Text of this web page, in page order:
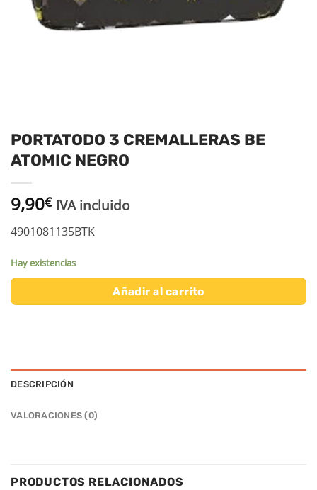
PORTATODO 3 CREMALLERAS BE
ATOMIC NEGRO
9,90€ IVA incluido
4901081135BTK
Hay existencias
Añadir al carrito
DESCRIPCIÓN
VALORACIONES (0)
PRODUCTOS RELACIONADOS